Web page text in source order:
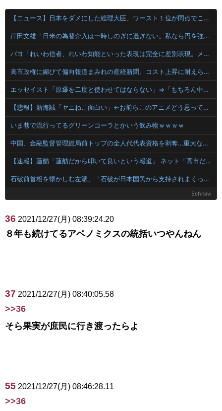
【ニュース】日本をダメにした総理大臣、ワースト１位が同点でこの人ｗｗｗｗｗｗ
岸田文雄「日米の為替介入は一時しのぎに過ぎない。私なら円を強くすることが出来る」
パヨ「れいわ信者、れいわ知能といった表現は完全に差別表現。メディアは放送禁止用語に指定するべき」
高市政権に媚びて偏向報道まみれの産経新聞、コスト上昇に耐えられず東北6県撤退を発表
エッセイスト「原爆を二度と使わせてはならない」⇒「もちろん中国の核も非難する？」⇒「中国の核は綺麗な核！」
【悲報】新海誠「ヤニねこ面白い」←お前らこのアニメどう思ってんの？
いま巷で流行ってるグリーンコーラとかいう飲み物ｗｗｗｗ
中国、金融監督管理総局前トップの全人代代表資格を剥奪…重大な規律違反で！
【速報】蓮舫「蓮舫だから叩いて良いという報道」 ネット「高市だから叩いて良いをやってるのがお前だろ」
石破前首相を懐かしむ左派、「石破が日本国民から支持されまくっていた」と主張してしまうも……
5chnavi
36 2021/12/27(月) 08:39:24.20
８年も続けてるアベノミクスの統括いつやんねん
37 2021/12/27(月) 08:40:05.58
>>36
そら果実が庶民に行き渡ったらよ
55 2021/12/27(月) 08:46:28.11
>>36